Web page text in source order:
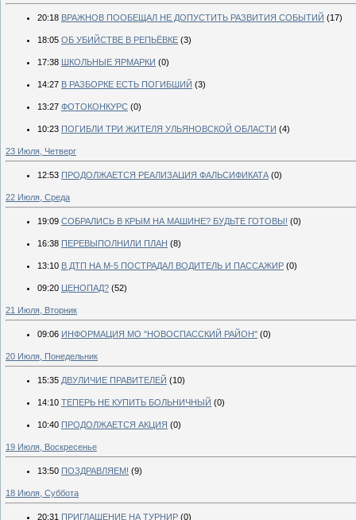
20:18 ВРАЖНОВ ПООБЕЩАЛ НЕ ДОПУСТИТЬ РАЗВИТИЯ СОБЫТИЙ (17)
18:05 ОБ УБИЙСТВЕ В РЕПЬЁВКЕ (3)
17:38 ШКОЛЬНЫЕ ЯРМАРКИ (0)
14:27 В РАЗБОРКЕ ЕСТЬ ПОГИБШИЙ (3)
13:27 ФОТОКОНКУРС (0)
10:23 ПОГИБЛИ ТРИ ЖИТЕЛЯ УЛЬЯНОВСКОЙ ОБЛАСТИ (4)
23 Июля, Четверг
12:53 ПРОДОЛЖАЕТСЯ РЕАЛИЗАЦИЯ ФАЛЬСИФИКАТА (0)
22 Июля, Среда
19:09 СОБРАЛИСЬ В КРЫМ НА МАШИНЕ? БУДЬТЕ ГОТОВЫ! (0)
16:38 ПЕРЕВЫПОЛНИЛИ ПЛАН (8)
13:10 В ДТП НА М-5 ПОСТРАДАЛ ВОДИТЕЛЬ И ПАССАЖИР (0)
09:20 ЦЕНОПАД? (52)
21 Июля, Вторник
09:06 ИНФОРМАЦИЯ МО "НОВОСПАССКИЙ РАЙОН" (0)
20 Июля, Понедельник
15:35 ДВУЛИЧИЕ ПРАВИТЕЛЕЙ (10)
14:10 ТЕПЕРЬ НЕ КУПИТЬ БОЛЬНИЧНЫЙ (0)
10:40 ПРОДОЛЖАЕТСЯ АКЦИЯ (0)
19 Июля, Воскресенье
13:50 ПОЗДРАВЛЯЕМ! (9)
18 Июля, Суббота
20:31 ПРИГЛАШЕНИЕ НА ТУРНИР (0)